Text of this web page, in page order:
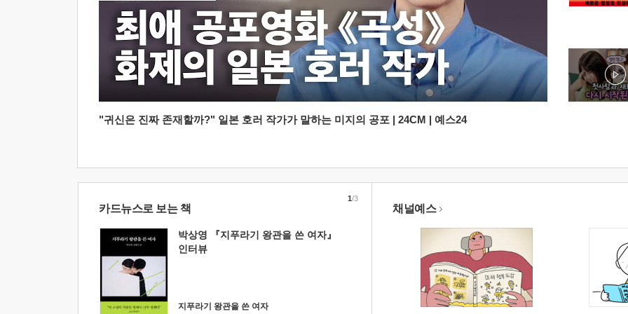
"귀신은 진짜 존재할까?" 일본 호러 작가가 말하는 미지의 공포 | 24CM | 예스24
카드뉴스로 보는 책
박상영 『지푸라기 왕관을 쓴 여자』
인터뷰
지푸라기 왕관을 쓴 여자
1/3
채널예스